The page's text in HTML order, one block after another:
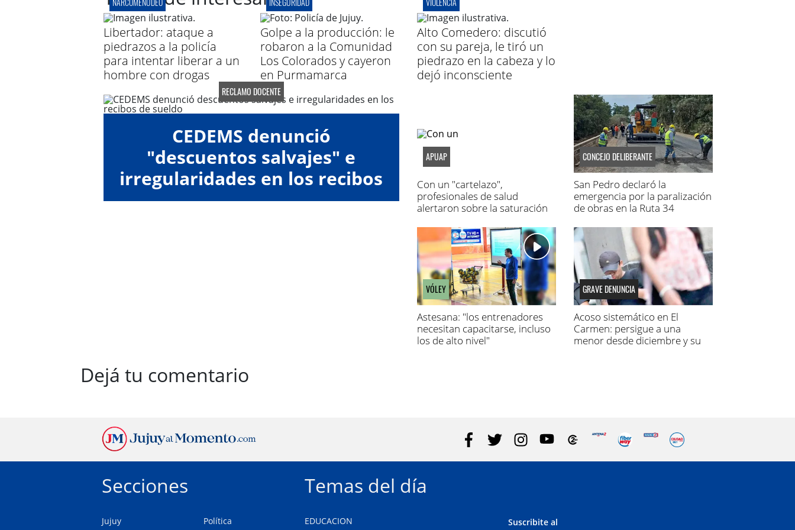
Libertador: ataque a
piedrazos a la policía
para intentar liberar a un
hombre con drogas
Golpe a la producción: le
robaron a la Comunidad
Los Colorados y cayeron
en Purmamarca
Alto Comedero: discutió
con su pareja, le tiró un
piedrazo en la cabeza y lo
dejó inconsciente
RECLAMO DOCENTE
CEDEMS denunció
"descuentos salvajes" e
irregularidades en los recibos
de sueldo
APUAP
Con un "cartelazo",
profesionales de salud
alertaron sobre la saturación
CONCEJO DELIBERANTE
San Pedro declaró la
emergencia por la paralización
de obras en la Ruta 34
VÓLEY
Astesana: "los entrenadores
necesitan capacitarse, incluso
los de alto nivel"
GRAVE DENUNCIA
Acoso sistemático en El
Carmen: persigue a una
menor desde diciembre y su
Dejá tu comentario
Secciones
Jujuy Política
Temas del día
EDUCACION Suscribite al